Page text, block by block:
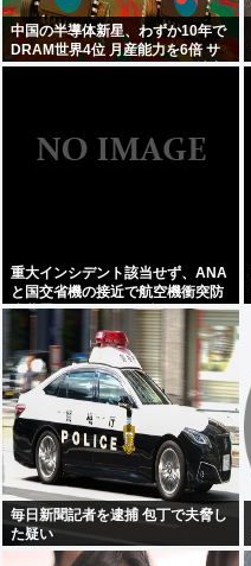
中国の半導体新星、わずか10年で
DRAM世界4位 月産能力を6倍 サ
ムスン・SK・マイクロンの3社寡
重大インシデント該当せず、ANA
と国交省機の接近で航空機衝突防
止装置（TCAS）の警報が作動し
たトラブル、羽田空港沖、全日空
に通知
毎日新聞記者を逮捕 包丁で夫脅し
た疑い